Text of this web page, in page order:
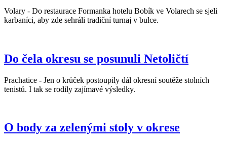
Volary - Do restaurace Formanka hotelu Bobík ve Volarech se sjeli
karbaníci, aby zde sehráli tradiční turnaj v bulce.
Do čela okresu se posunuli Netoličtí
Prachatice - Jen o krůček postoupily dál okresní soutěže stolních
tenistů. I tak se rodily zajímavé výsledky.
O body za zelenými stoly v okrese